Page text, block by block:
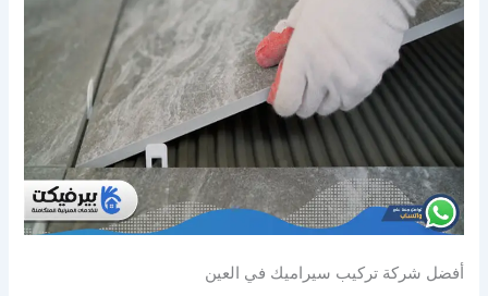
أفضل شركة تركيب سيراميك في العين